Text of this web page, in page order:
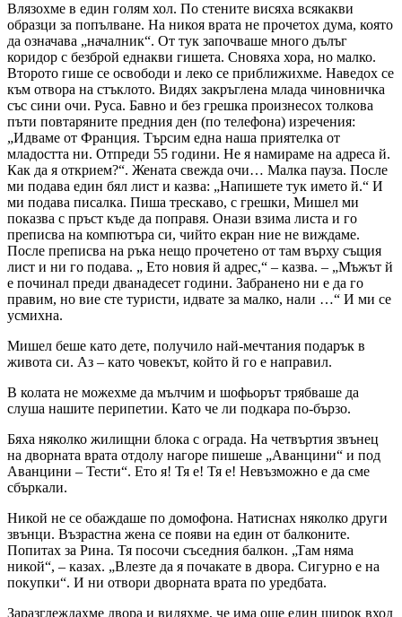
Влязохме в един голям хол. По стените висяха всякакви
образци за попълване. На никоя врата не прочетох дума, която
да означава „началник“. От тук започваше много дълъг
коридор с безброй еднакви гишета. Сновяха хора, но малко.
Второто гише се освободи и леко се приближихме. Наведох се
към отвора на стъклото. Видях закръглена млада чиновничка
със сини очи. Руса. Бавно и без грешка произнесох толкова
пъти повтаряните предния ден (по телефона) изречения:
„Идваме от Франция. Търсим една наша приятелка от
младостта ни. Отпреди 55 години. Не я намираме на адреса й.
Как да я открием?“. Жената свежда очи… Малка пауза. После
ми подава един бял лист и казва: „Напишете тук името й.“ И
ми подава писалка. Пиша трескаво, с грешки, Мишел ми
показва с пръст къде да поправя. Онази взима листа и го
преписва на компютъра си, чийто екран ние не виждаме.
После преписва на ръка нещо прочетено от там върху същия
лист и ни го подава. „ Ето новия й адрес,“ – казва. – „Мъжът й
е починал преди дванадесет години. Забранено ни е да го
правим, но вие сте туристи, идвате за малко, нали …“ И ми се
усмихна.
Мишел беше като дете, получило най-мечтания подарък в
живота си. Аз – като човекът, който й го е направил.
В колата не можехме да мълчим и шофьорът трябваше да
слуша нашите перипетии. Като че ли подкара по-бързо.
Бяха няколко жилищни блока с ограда. На четвъртия звънец
на дворната врата отдолу нагоре пишеше „Аванцини“ и под
Аванцини – Тести“. Ето я! Тя е! Тя е! Невъзможно е да сме
сбъркали.
Никой не се обаждаше по домофона. Натиснах няколко други
звънци. Възрастна жена се появи на един от балконите.
Попитах за Рина. Тя посочи съседния балкон. „Там няма
никой“, – казах. „Влезте да я почакате в двора. Сигурно е на
покупки“. И ни отвори дворната врата по уредбата.
Заразглеждахме двора и видяхме, че има още един широк вход